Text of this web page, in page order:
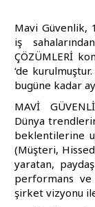
Mavi Güvenlik,
iş
ÇÖZÜMLERİ
‘de
bugüne kadar
MAVİ
Dünya
beklentilerine
(Müşteri,
yaratan,
performans
şirket vizyonu